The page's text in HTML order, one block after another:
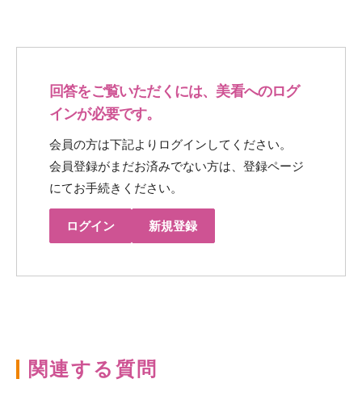
回答をご覧いただくには、美看へのログ
インが必要です。
会員の方は下記よりログインしてください。
会員登録がまだお済みでない方は、登録ページ
にてお手続きください。
ログイン 新規登録
関連する質問